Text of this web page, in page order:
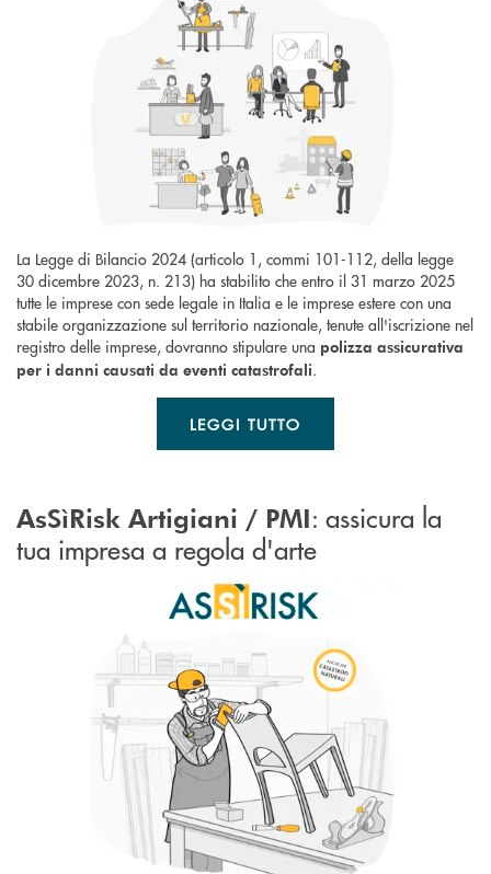
La Legge di Bilancio 2024 (articolo 1, commi 101-112, della legge
30 dicembre 2023, n. 213) ha stabilito che entro il 31 marzo 2025
tutte le imprese con sede legale in Italia e le imprese estere con una
stabile organizzazione sul territorio nazionale, tenute all'iscrizione nel
registro delle imprese, dovranno stipulare una polizza assicurativa
per i danni causati da eventi catastrofali.
LEGGI TUTTO
AsSìRisk Artigiani / PMI: assicura la
tua impresa a regola d'arte